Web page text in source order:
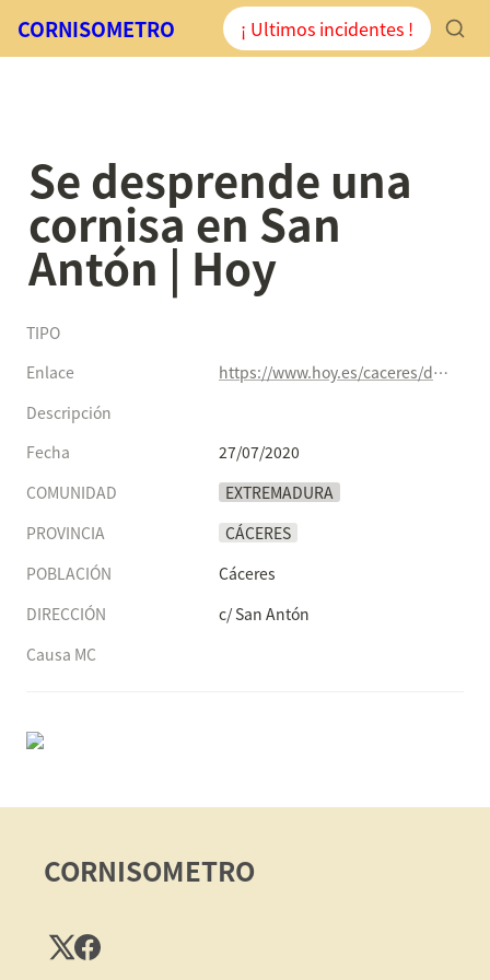
CORNISOMETRO ¡ Ultimos incidentes !
Se desprende una
cornisa en San
Antón | Hoy
TIPO
Enlace
https://www.hoy.es/caceres/desprende-cornisa-anton-20200727001539-ntvo.html
Descripción
Fecha
27/07/2020
COMUNIDAD
EXTREMADURA
PROVINCIA
CÁCERES
POBLACIÓN
Cáceres
DIRECCIÓN
c/ San Antón
Causa MC
CORNISOMETRO